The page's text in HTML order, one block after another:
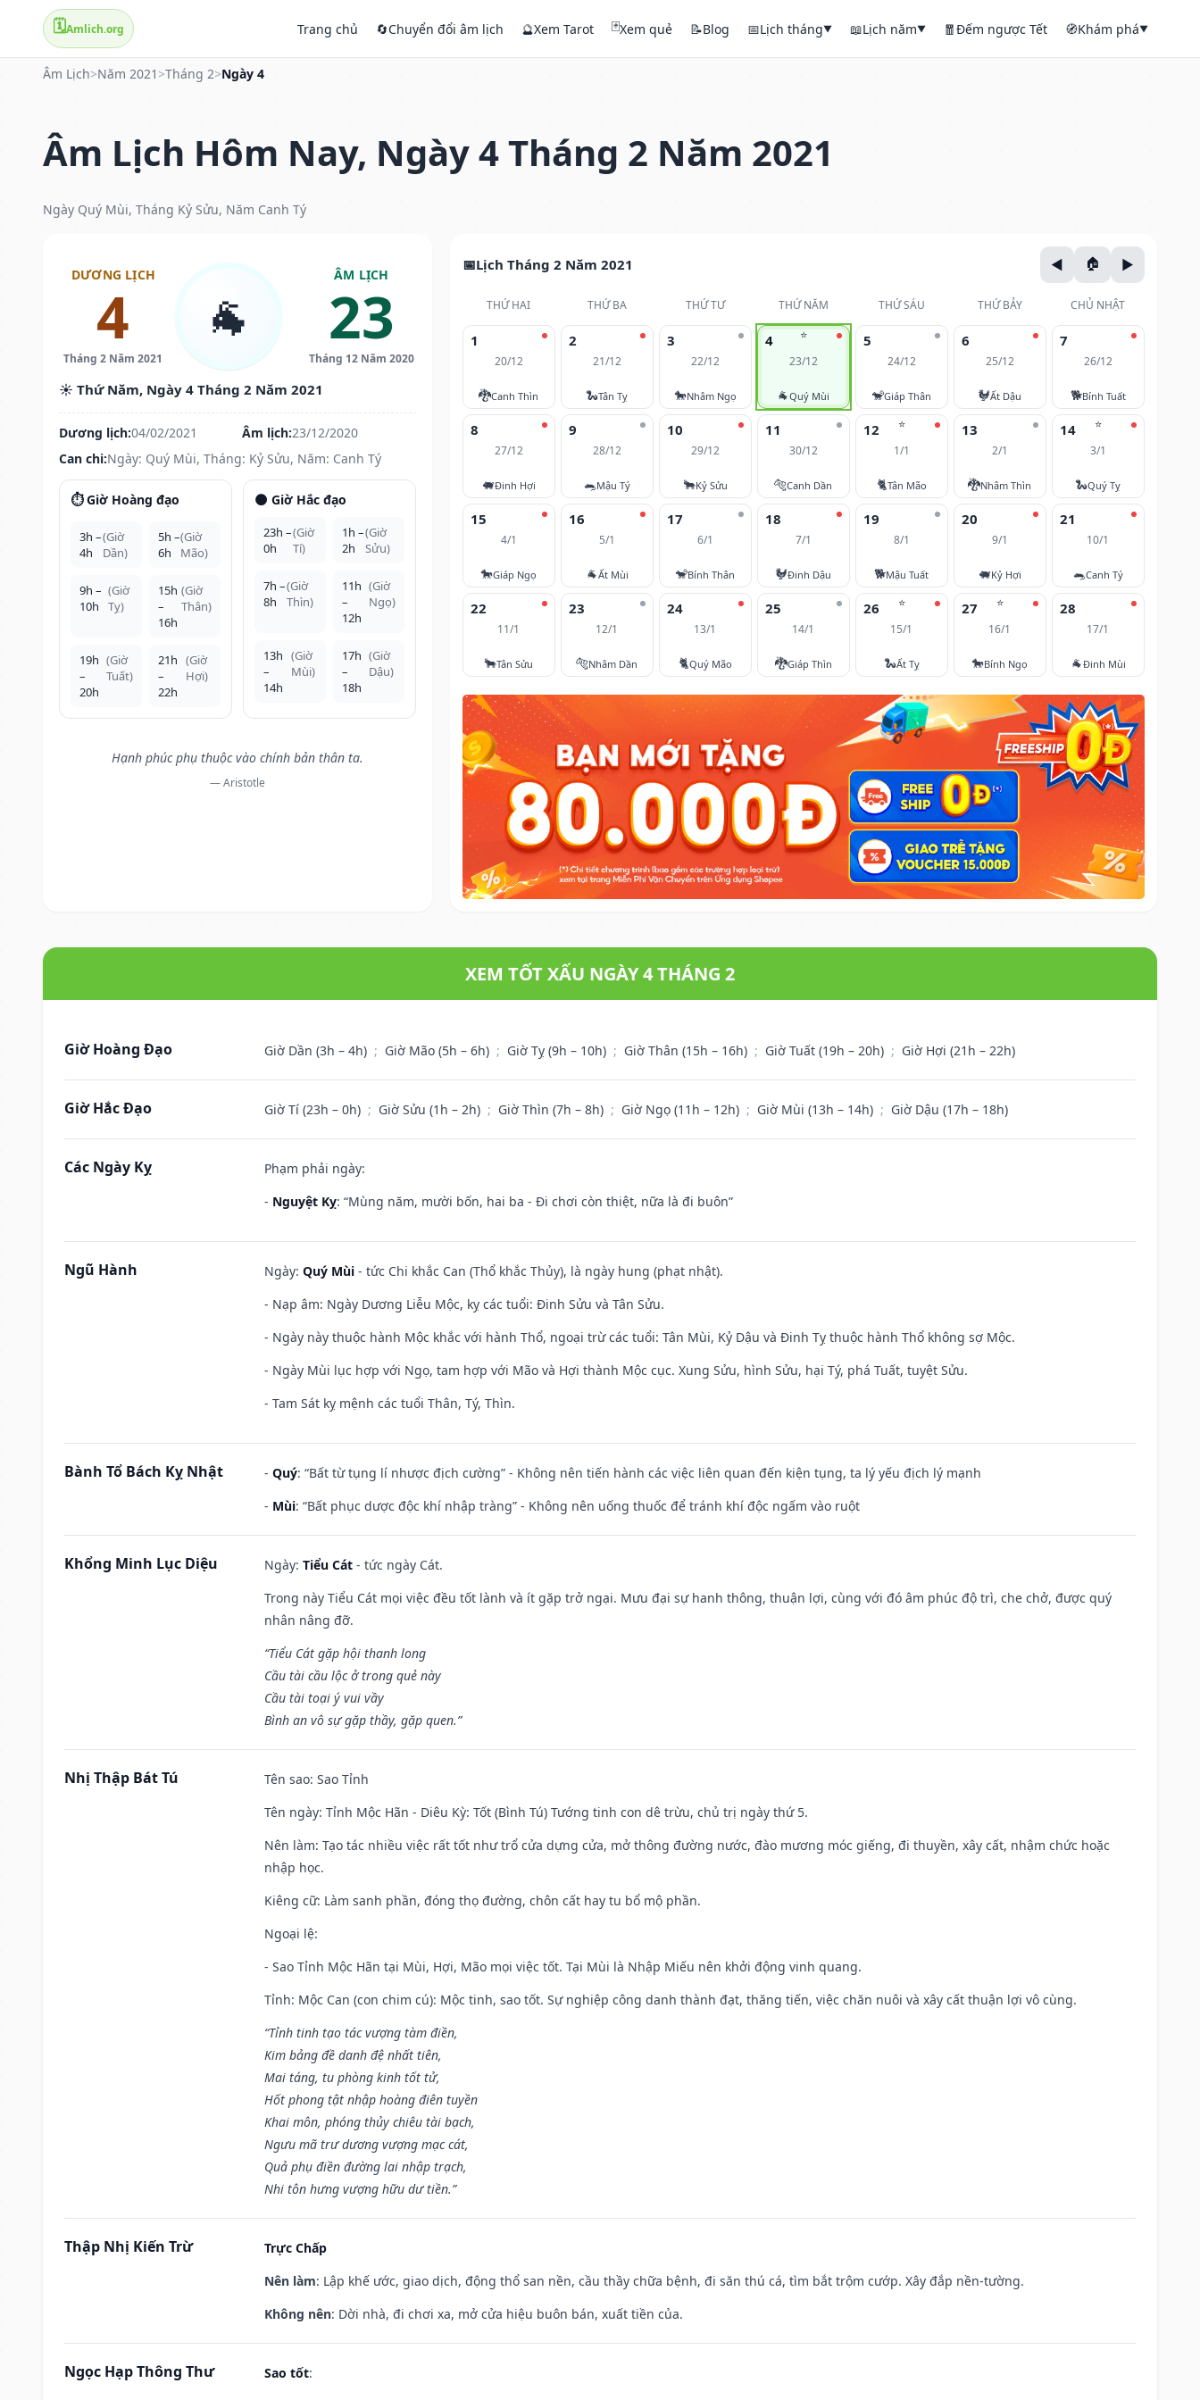
🗓️Amlich.org Trang chủ 🔄Chuyển đổi âm lịch 🔮Xem Tarot 🃏Xem quẻ 📝Blog 📅Lịch tháng▼ 📖Lịch năm▼ 🧧Đếm ngược Tết 🧭Khám phá▼
Âm Lịch>Năm 2021 >Tháng 2>Ngày 4
Âm Lịch Hôm Nay, Ngày 4 Tháng 2 Năm 2021
Ngày Quý Mùi, Tháng Kỷ Sửu, Năm Canh Tý
DƯƠNG LỊCH
4
Tháng 2 Năm 2021
🐐
ÂM LỊCH
23
Tháng 12 Năm 2020
☀️ Thứ Năm, Ngày 4 Tháng 2 Năm 2021
Dương lịch:04/02/2021 Âm lịch:23/12/2020
Can chi:Ngày: Quý Mùi, Tháng: Kỷ Sửu, Năm: Canh Tý
⏱️ Giờ Hoàng đạo
3h –
4h
(Giờ
Dần)
5h –
6h
(Giờ
Mão)
9h –
10h
(Giờ
Tỵ)
15h
–
16h
(Giờ
Thân)
19h
–
20h
(Giờ
Tuất)
21h
–
22h
(Giờ
Hợi)
🌑 Giờ Hắc đạo
23h –
0h
(Giờ
Tí)
1h –
2h
(Giờ
Sửu)
7h –
8h
(Giờ
Thìn)
11h
–
12h
(Giờ
Ngọ)
13h
–
14h
(Giờ
Mùi)
17h
–
18h
(Giờ
Dậu)
Hạnh phúc phụ thuộc vào chính bản thân ta.
— Aristotle
Lịch Tháng 2 Năm 2021
THỨ HAI THỨ BA THỨ TƯ THỨ NĂM THỨ SÁU THỨ BẢY CHỦ NHẬT
1
20/12
🐉Canh Thìn
2
21/12
🐍Tân Tỵ
3
22/12
🐎Nhâm Ngọ
⭐
4
23/12
🐐Quý Mùi
5
24/12
🐒Giáp Thân
6
25/12
🐓Ất Dậu
7
26/12
🐕Bính Tuất
8
27/12
🐖Đinh Hợi
9
28/12
🐀Mậu Tý
10
29/12
🐂Kỷ Sửu
11
30/12
🐅Canh Dần
⭐
12
1/1
🐈Tân Mão
13
2/1
🐉Nhâm Thìn
⭐
14
3/1
🐍Quý Tỵ
15
4/1
🐎Giáp Ngọ
16
5/1
🐐Ất Mùi
17
6/1
🐒Bính Thân
18
7/1
🐓Đinh Dậu
19
8/1
🐕Mậu Tuất
20
9/1
🐖Kỷ Hợi
21
10/1
🐀Canh Tý
22
11/1
🐂Tân Sửu
23
12/1
🐅Nhâm Dần
24
13/1
🐈Quý Mão
25
14/1
🐉Giáp Thìn
⭐
26
15/1
🐍Ất Tỵ
⭐
27
16/1
🐎Bính Ngọ
28
17/1
🐐Đinh Mùi
XEM TỐT XẤU NGÀY 4 THÁNG 2
Giờ Hoàng Đạo Giờ Dần (3h – 4h) ; Giờ Mão (5h – 6h) ; Giờ Tỵ (9h – 10h) ; Giờ Thân (15h – 16h) ; Giờ Tuất (19h – 20h) ; Giờ Hợi (21h – 22h)
Giờ Hắc Đạo Giờ Tí (23h – 0h) ; Giờ Sửu (1h – 2h) ; Giờ Thìn (7h – 8h) ; Giờ Ngọ (11h – 12h) ; Giờ Mùi (13h – 14h) ; Giờ Dậu (17h – 18h)
Các Ngày Kỵ
Phạm phải ngày:
- Nguyệt Kỵ: “Mùng năm, mười bốn, hai ba - Đi chơi còn thiệt, nữa là đi buôn”
Ngũ Hành Ngày: Quý Mùi - tức Chi khắc Can (Thổ khắc Thủy), là ngày hung (phạt nhật).
- Nạp âm: Ngày Dương Liễu Mộc, kỵ các tuổi: Đinh Sửu và Tân Sửu.
- Ngày này thuộc hành Mộc khắc với hành Thổ, ngoại trừ các tuổi: Tân Mùi, Kỷ Dậu và Đinh Tỵ thuộc hành Thổ không sợ Mộc.
- Ngày Mùi lục hợp với Ngọ, tam hợp với Mão và Hợi thành Mộc cục. Xung Sửu, hình Sửu, hại Tý, phá Tuất, tuyệt Sửu.
- Tam Sát kỵ mệnh các tuổi Thân, Tý, Thìn.
Bành Tổ Bách Kỵ Nhật - Quý: “Bất từ tụng lí nhược địch cường” - Không nên tiến hành các việc liên quan đến kiện tụng, ta lý yếu địch lý mạnh
- Mùi: “Bất phục dược độc khí nhập tràng” - Không nên uống thuốc để tránh khí độc ngấm vào ruột
Khổng Minh Lục Diệu Ngày: Tiểu Cát - tức ngày Cát.
Trong này Tiểu Cát mọi việc đều tốt lành và ít gặp trở ngại. Mưu đại sự hanh thông, thuận lợi, cùng với đó âm phúc độ trì, che chở, được quý
nhân nâng đỡ.
“Tiểu Cát gặp hội thanh long
Cầu tài cầu lộc ở trong quẻ này
Cầu tài toại ý vui vầy
Bình an vô sự gặp thầy, gặp quen.”
Nhị Thập Bát Tú Tên sao: Sao Tỉnh
Tên ngày: Tỉnh Mộc Hãn - Diêu Kỳ: Tốt (Bình Tú) Tướng tinh con dê trừu, chủ trị ngày thứ 5.
Nên làm: Tạo tác nhiều việc rất tốt như trổ cửa dựng cửa, mở thông đường nước, đào mương móc giếng, đi thuyền, xây cất, nhậm chức hoặc
nhập học.
Kiêng cữ: Làm sanh phần, đóng thọ đường, chôn cất hay tu bổ mộ phần.
Ngoại lệ:
- Sao Tỉnh Mộc Hãn tại Mùi, Hợi, Mão mọi việc tốt. Tại Mùi là Nhập Miếu nên khởi động vinh quang.
Tỉnh: Mộc Can (con chim cú): Mộc tinh, sao tốt. Sự nghiệp công danh thành đạt, thăng tiến, việc chăn nuôi và xây cất thuận lợi vô cùng.
“Tỉnh tinh tạo tác vượng tàm điền,
Kim bảng đề danh đệ nhất tiên,
Mai táng, tu phòng kinh tốt tử,
Hốt phong tật nhập hoàng điên tuyền
Khai môn, phóng thủy chiêu tài bạch,
Ngưu mã trư dương vượng mạc cát,
Quả phụ điền đường lai nhập trạch,
Nhi tôn hưng vượng hữu dư tiền.”
Thập Nhị Kiến Trừ
Trực Chấp
Nên làm: Lập khế ước, giao dịch, động thổ san nền, cầu thầy chữa bệnh, đi săn thú cá, tìm bắt trộm cướp. Xây đắp nền-tường.
Không nên: Dời nhà, đi chơi xa, mở cửa hiệu buôn bán, xuất tiền của.
Ngọc Hạp Thông Thư Sao tốt: